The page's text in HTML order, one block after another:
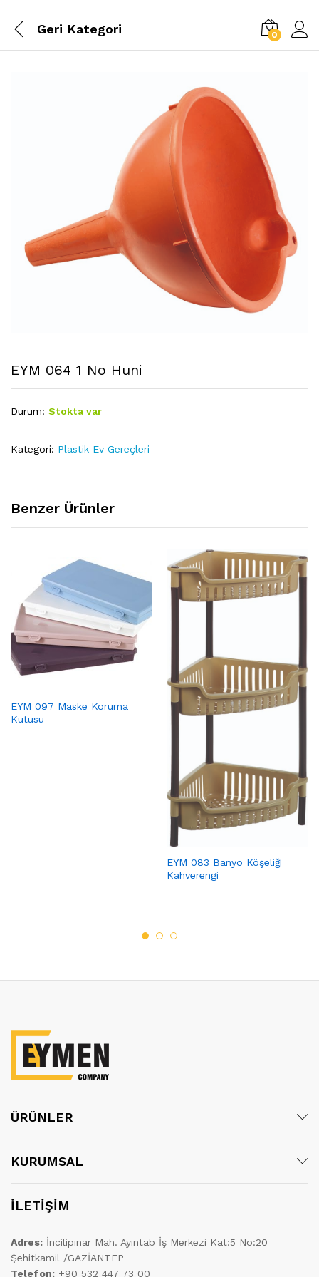
Geri Kategori 0
EYM 064 1 No Huni
Durum: Stokta var
Kategori: Plastik Ev Gereçleri
Benzer Ürünler
EYM 097 Maske Koruma
Kutusu
EYM 083 Banyo Köşeliği
Kahverengi
ÜRÜNLER
KURUMSAL
İLETİŞİM
Adres: İncilipınar Mah. Ayıntab İş Merkezi Kat:5 No:20
Şehitkamil /GAZİANTEP
Telefon: +90 532 447 73 00